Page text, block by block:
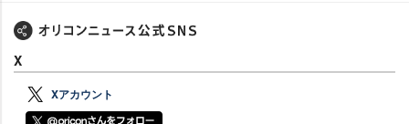
X
Xアカウント